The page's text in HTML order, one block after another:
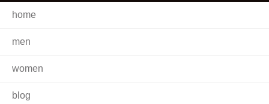
home
men
women
blog